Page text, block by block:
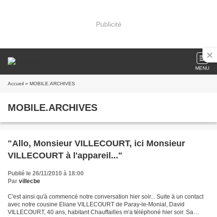
Publicité
MENU
Accueil » MOBILE.ARCHIVES
MOBILE.ARCHIVES
"Allo, Monsieur VILLECOURT, ici Monsieur
VILLECOURT à l'appareil..."
Publié le 26/11/2010 à 18:00
Par villecbe
C'est ainsi qu'à commencé notre conversation hier soir... Suite à un contact
avec notre cousine Eliane VILLECOURT de Paray-le-Monial, David
VILLECOURT, 40 ans, habitant Chauffailles m'a téléphoné hier soir. Sa